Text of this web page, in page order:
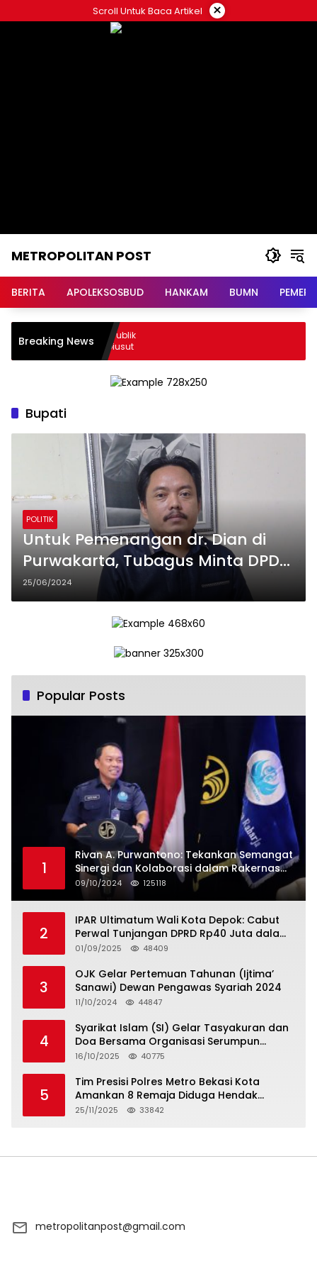
ke
Scroll Untuk Baca Artikel ×
METROPOLITAN POST
BERITA APOLEKSOSBUD HANKAM BUMN
Breaking News
Disorot, Polisi Turun: Publik
Narkotika Segera Diusut
Bupati
POLITIK
Untuk Pemenangan dr. Dian di
Purwakarta, Tubagus Minta DPD
PBP Purwakarta Rapatkan
Barisan
25/06/2024
Popular Posts
1
Rivan A. Purwantono: Tekankan Semangat
Sinergi dan Kolaborasi dalam Rakernas
Serikat Pekerja Jasa Raharja
09/10/2024 125118
2
IPAR Ultimatum Wali Kota Depok: Cabut
Perwal Tunjangan DPRD Rp40 Juta dalam
5 Hari atau Hadapi Aksi Rakyat
01/09/2025 48409
3
OJK Gelar Pertemuan Tahunan (Ijtima’
Sanawi) Dewan Pengawas Syariah 2024
11/10/2024 44847
4
Syarikat Islam (SI) Gelar Tasyakuran dan
Doa Bersama Organisasi Serumpun
Syarikat Islam Doa
16/10/2025 40775
5
Tim Presisi Polres Metro Bekasi Kota
Amankan 8 Remaja Diduga Hendak
Tawuran
25/11/2025 33842
metropolitanpost@gmail.com